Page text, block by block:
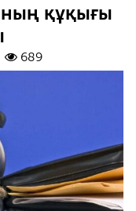
құқығы
689